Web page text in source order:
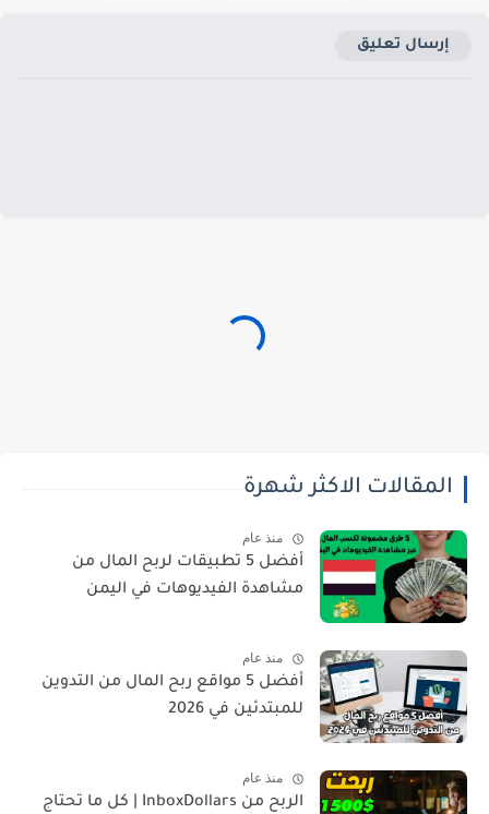
إرسال تعليق
المقالات الاكثر شهرة
منذ عام
أفضل 5 تطبيقات لربح المال من
مشاهدة الفيديوهات في اليمن
منذ عام
أفضل 5 مواقع ربح المال من التدوين
للمبتدئين في 2026
منذ عام
الربح من InboxDollars | كل ما تحتاج